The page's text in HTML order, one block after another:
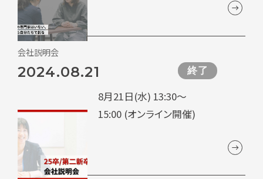
2024.08.21 終了
8月21日(水) 13:30～
15:00 (オンライン開催)
会社説明会